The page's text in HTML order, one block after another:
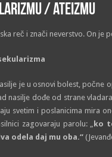
/ ateizmu
reč i znači neverstvo. On je
je u osnovi bolest, počne
nasilje dođe od strane
svetim i poslanicima mira
zagovaraju parolu: „ ko
odela daj mu oba.“